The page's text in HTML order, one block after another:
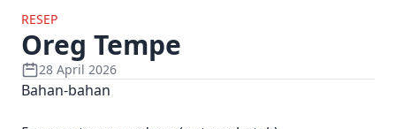
RESEP
Oreg Tempe
28 April 2026
Bahan-bahan